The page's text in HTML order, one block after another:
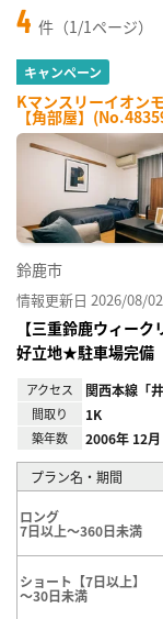
4 件（1/1ページ）
キャンペーン
Kマンスリーイオン
【角部屋】
鈴鹿市
情報更新日 2026/08/
【三重鈴鹿ウィー
好立地★駐車場完
アクセス 関西本線「
間取り 1K
築年数 2006年 12
プラン名・期間
ロング
7日以上～360日未満
ショート【7日以上】
～30日未満